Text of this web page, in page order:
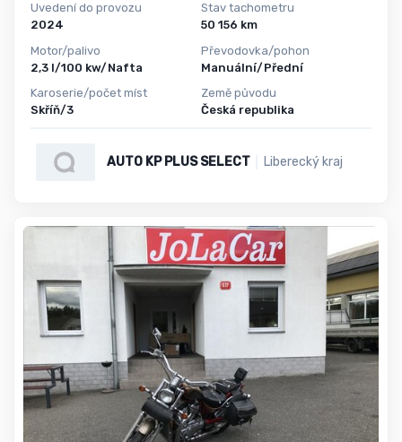
Uvedení do provozu
2024
Motor/palivo
2,3 l/100 kw/Nafta
Karoserie/počet míst
Skříň/3
Stav tachometru
50 156 km
Převodovka/pohon
Manuální/Přední
Země původu
Česká republika
AUTO KP PLUS SELECT Liberecký kraj